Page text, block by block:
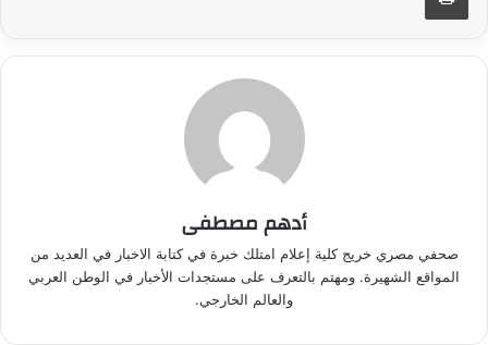
أدهم مصطفى
صحفي مصري خريج كلية إعلام امتلك خبرة في كتابة الاخبار في العديد من
المواقع الشهيرة. ومهتم بالتعرف على مستجدات الأخبار في الوطن العربي
والعالم الخارجي.